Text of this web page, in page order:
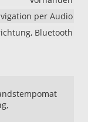
per Audio
Bluetooth